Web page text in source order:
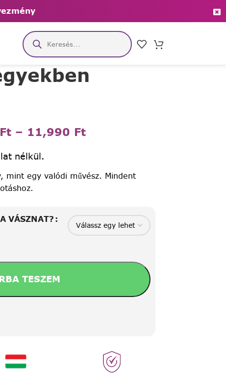
Ft – 11,990 Ft
nélkül.
mint egy valódi művész. Mindent
VÁSZNAT?
TESZEM